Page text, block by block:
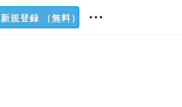
新規登録 （無料）